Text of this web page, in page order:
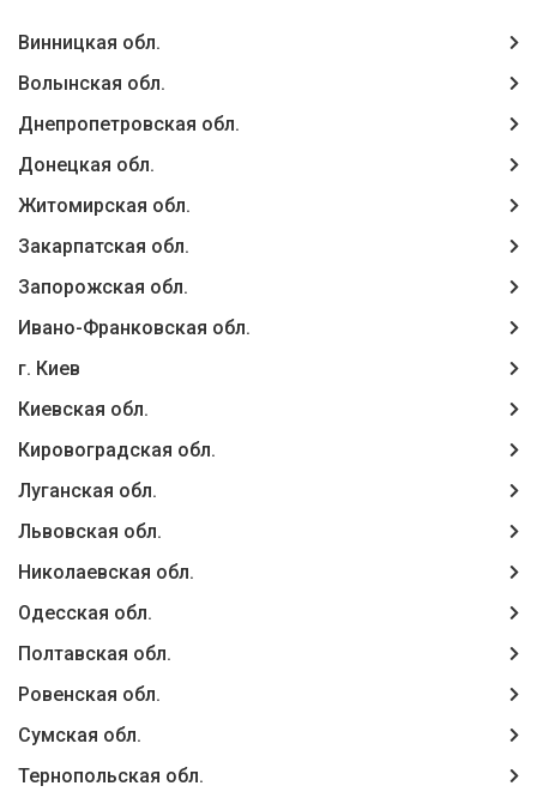
Винницкая обл.
Волынская обл.
Днепропетровская обл.
Донецкая обл.
Житомирская обл.
Закарпатская обл.
Запорожская обл.
Ивано-Франковская обл.
г. Киев
Киевская обл.
Кировоградская обл.
Луганская обл.
Львовская обл.
Николаевская обл.
Одесская обл.
Полтавская обл.
Ровенская обл.
Сумская обл.
Тернопольская обл.